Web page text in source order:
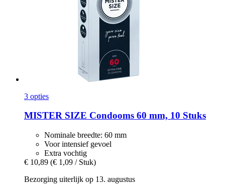
3 opties
MISTER SIZE Condooms 60 mm, 10 Stuks
Nominale breedte: 60 mm
Voor intensief gevoel
Extra vochtig
€ 10,89 (€ 1,09 / Stuk)
Bezorging uiterlijk op 13. augustus